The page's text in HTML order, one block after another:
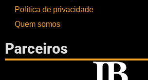
Política de privacidade
Quem somos
Parceiros